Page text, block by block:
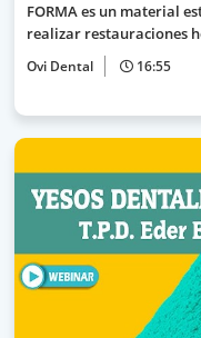
FORMA es un material
realizar restauraciones
Ovi Dental 16:55